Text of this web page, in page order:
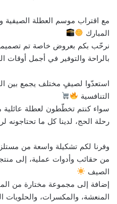
مع اقتراب موسم العطلة
المبارك
نرحّب بكم بعروض خاصة تم
بالراحة والتوفير في أجمل أوقات
استعدّوا لصيفٍ مختلف يجمع بين
التنافسية
سواء كنتم تخطّطون لعطلة عائلية
رحلة الحج، لدينا كل ما تحتاجونه
وفرنا لكم تشكيلة واسعة من
من حقائب وأدوات عملية، إلى
الصيف
إضافة إلى مجموعة مختارة من
المنعشة، والمكسرات،